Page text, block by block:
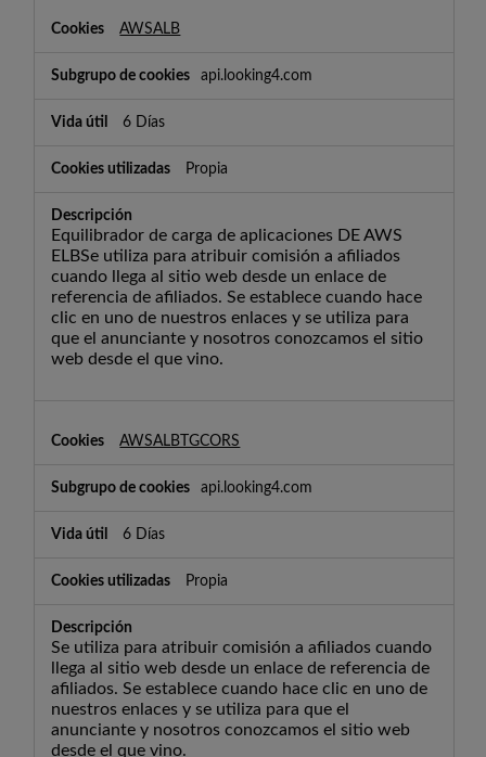
AWSALB
api.looking4.com
6 Días
Propia
Equilibrador de carga de aplicaciones DE AWS
ELBSe utiliza para atribuir comisión a afiliados
cuando llega al sitio web desde un enlace de
referencia de afiliados. Se establece cuando hace
clic en uno de nuestros enlaces y se utiliza para
que el anunciante y nosotros conozcamos el sitio
web desde el que vino.
AWSALBTGCORS
api.looking4.com
6 Días
Propia
Se utiliza para atribuir comisión a afiliados cuando
llega al sitio web desde un enlace de referencia de
afiliados. Se establece cuando hace clic en uno de
nuestros enlaces y se utiliza para que el
anunciante y nosotros conozcamos el sitio web
desde el que vino.